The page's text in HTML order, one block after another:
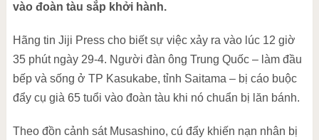
vào đoàn tàu sắp khởi hành.
Hãng tin Jiji Press cho biết sự việc xảy ra vào lúc 12 giờ
35 phút ngày 29-4. Người đàn ông Trung Quốc – làm đầu
bếp và sống ở TP Kasukabe, tỉnh Saitama – bị cáo buộc
đẩy cụ già 65 tuổi vào đoàn tàu khi nó chuẩn bị lăn bánh.
Theo đồn cảnh sát Musashino, cú đẩy khiến nạn nhân bị